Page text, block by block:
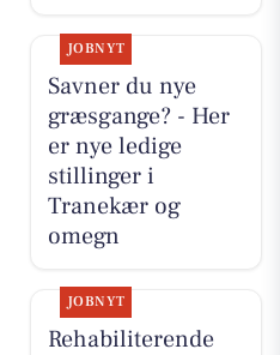
JOBNYT
Savner du nye
græsgange? - Her
er nye ledige
stillinger i
Tranekær og
omegn
JOBNYT
Rehabiliterende